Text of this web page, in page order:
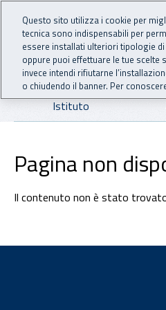
Vai al menu principale
Vai al contenuto principale
INAIL -
Navigazione
Istituto
Pagina non
Il contenuto non è stato
Questo sito utilizza i cookie per
tecnica sono indispensabili per
essere installati ulteriori tipologie di
oppure puoi effettuare le tue scelte
invece intendi rifiutarne
o chiudendo il banner. Per